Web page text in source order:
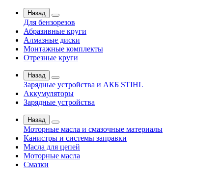
Назад
Для бензорезов
Абразивные круги
Алмазные диски
Монтажные комплекты
Отрезные круги
Назад
Зарядные устройства и АКБ STIHL
Аккумуляторы
Зарядные устройства
Назад
Моторные масла и смазочные материалы
Канистры и системы заправки
Масла для цепей
Моторные масла
Смазки